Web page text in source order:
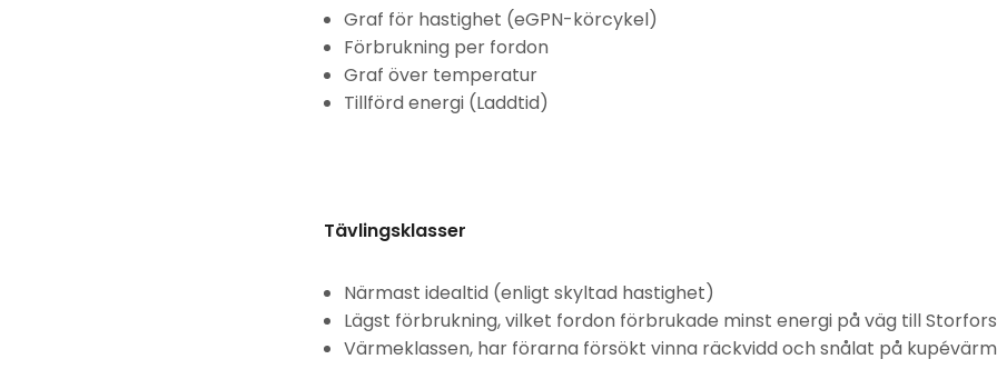
Graf för hastighet (eGPN-körcykel)
Förbrukning per fordon
Graf över temperatur
Tillförd energi (Laddtid)
Tävlingsklasser
Närmast idealtid (enligt skyltad hastighet)
Lägst förbrukning, vilket fordon förbrukade minst energi på väg till
Värmeklassen, har förarna försökt vinna räckvidd och snålat på